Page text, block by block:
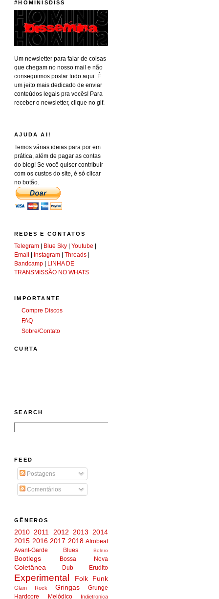
#HOMINISDISS
Um newsletter para falar de coisas
que chegam no nosso mail e não
conseguimos postar tudo aqui. É
um jeito mais dedicado de enviar
conteúdos legais pra vocês! Para
receber o newsletter, clique no gif.
AJUDA AI!
Temos várias ideias para por em
prática, além de pagar as contas
do blog! Se você quiser contribuir
com os custos do site, é só clicar
no botão.
REDES E CONTATOS
Telegram | Blue Sky |Youtube |
Email | Instagram |Threads |
Bandcamp | LINHA DE
TRANSMISSÃO NO WHATS
IMPORTANTE
Compre Discos
FAQ
Sobre/Contato
CURTA
SEARCH
FEED
Postagens
Comentários
GÊNEROS
2010 2011 2012 2013 2014
2015 2016 2017 2018 Afrobeat
Avant-Garde
Blues Bolero
Bootlegs Bossa Nova
Coletânea Dub Erudito
Experimental Folk Funk
Glam Rock Gringas
Grunge
Hardcore Melódico
Indietronica